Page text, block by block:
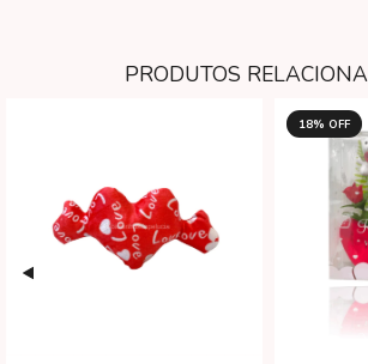
PRODUTOS
18% OFF